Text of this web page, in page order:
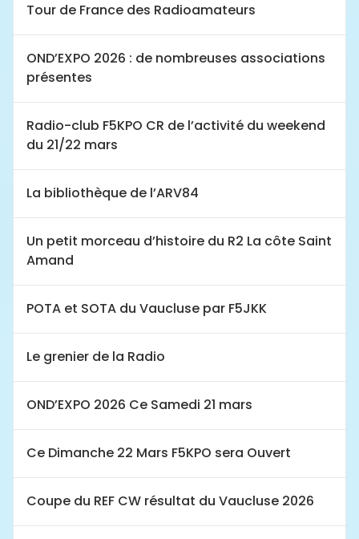
Tour de France des Radioamateurs
OND’EXPO 2026 : de nombreuses associations
présentes
Radio-club F5KPO CR de l’activité du weekend
du 21/22 mars
La bibliothèque de l’ARV84
Un petit morceau d’histoire du R2 La côte Saint
Amand
POTA et SOTA du Vaucluse par F5JKK
Le grenier de la Radio
OND’EXPO 2026 Ce Samedi 21 mars
Ce Dimanche 22 Mars F5KPO sera Ouvert
Coupe du REF CW résultat du Vaucluse 2026